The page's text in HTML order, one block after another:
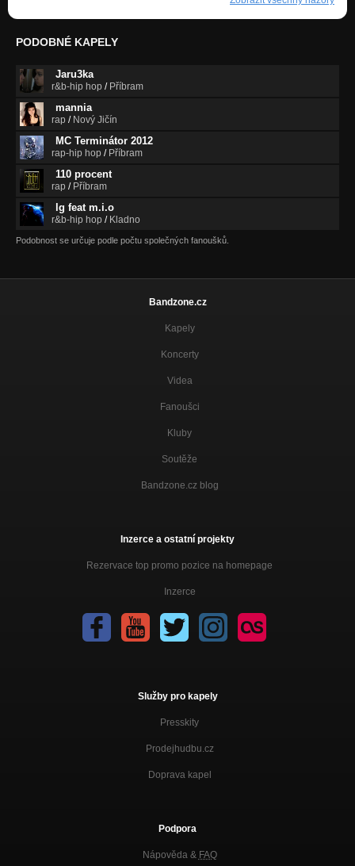
PODOBNÉ KAPELY
Jaru3ka
r&b-hip hop / Příbram
mannia
rap / Nový Jičín
MC Terminátor 2012
rap-hip hop / Příbram
110 procent
rap / Příbram
lg feat m.i.o
r&b-hip hop / Kladno
Podobnost se určuje podle počtu společných fanoušků.
Bandzone.cz
Kapely
Koncerty
Videa
Fanoušci
Kluby
Soutěže
Bandzone.cz blog
Inzerce a ostatní projekty
Rezervace top promo pozice na homepage
Inzerce
Služby pro kapely
Presskity
Prodejhudbu.cz
Doprava kapel
Podpora
Nápověda & FAQ